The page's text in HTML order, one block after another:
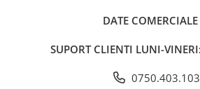
DATE COMERCIALE
SUPORT CLIENTI LUNI-
0750.403.103